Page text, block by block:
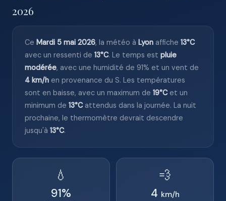
2026
Ce Mardi 5 mai 2026, la météo à Lyon affiche 13°C
avec un ressenti de 13°C. Le temps est pluie
modérée, avec une humidité de 91% et un vent de
4 km/h en provenance du S. Les températures
sont en baisse, avec un maximum de 19°Cet un
minimum de 13°Cattendus dans la journée. La nuit
prochaine, le thermomètre devrait descendre
jusqu'à 13°C.
💧
91%
💨
4 km/h